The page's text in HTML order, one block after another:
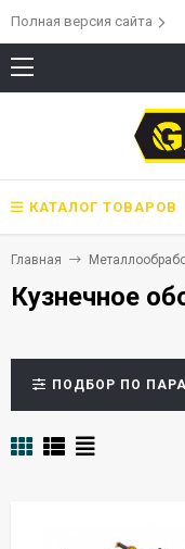
Полная версия сайта
КАТАЛОГ ТОВАРОВ
Главная
Кузнечное
ПОДБОР ПО